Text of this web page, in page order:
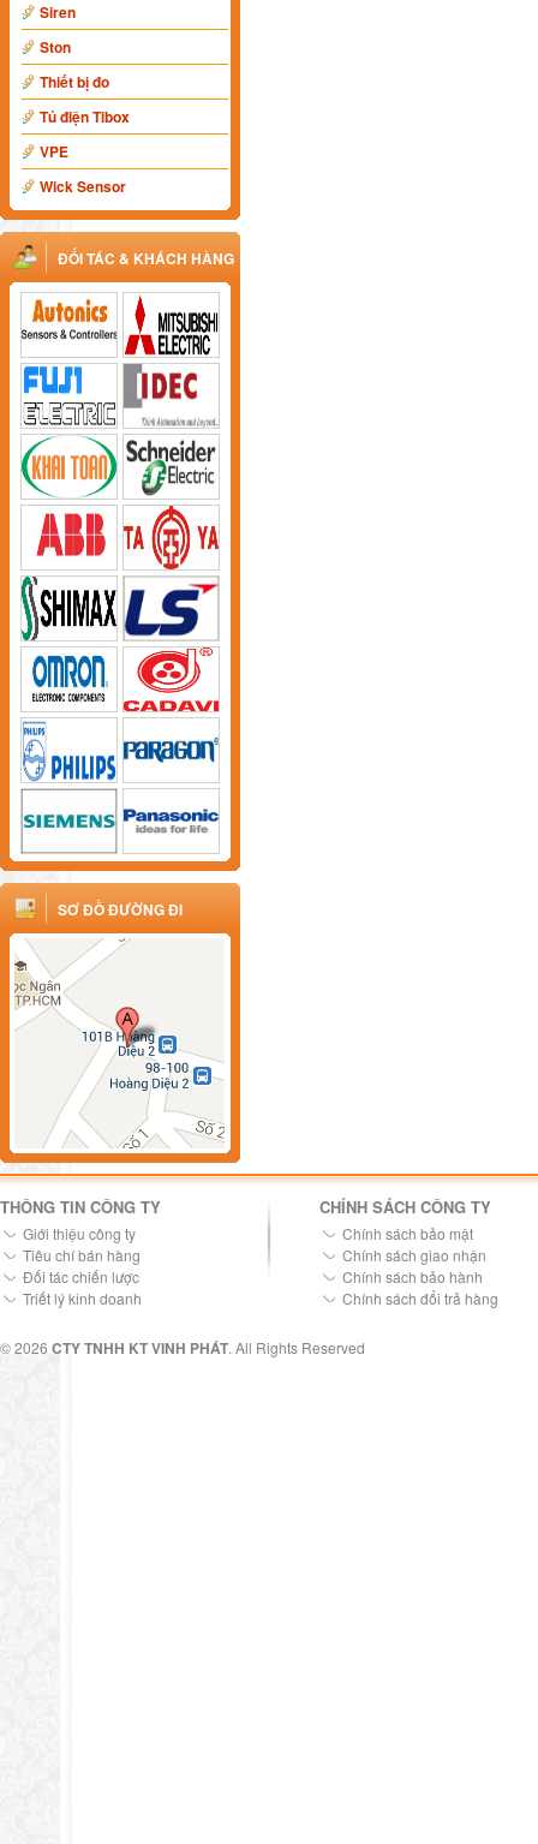
Siren
Ston
Thiết bị đo
Tủ điện Tibox
VPE
Wick Sensor
ĐỐI TÁC & KHÁCH HÀNG
SƠ ĐỒ ĐƯỜNG ĐI
THÔNG TIN CÔNG TY
Giới thiệu công ty
Tiêu chí bán hàng
Đối tác chiến lược
Triết lý kinh doanh
CHÍNH SÁCH CÔNG TY
Chính sách bảo mật
Chính sách giao nhận
Chính sách bảo hành
Chính sách đổi trả hàng
© 2026 CTY TNHH KT VINH PHÁT. All Rights Reserved